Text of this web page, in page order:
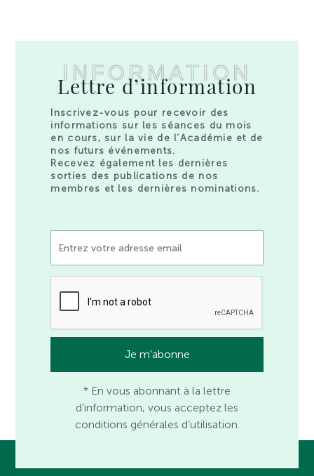
INFORMATION
Lettre d’information
Inscrivez-vous pour recevoir des
informations sur les séances du mois
en cours, sur la vie de l’Académie et de
nos futurs événements.
Recevez également les dernières
sorties des publications de nos
membres et les dernières nominations.
* En vous abonnant à la lettre
d’information, vous acceptez les
conditions générales d’utilisation.